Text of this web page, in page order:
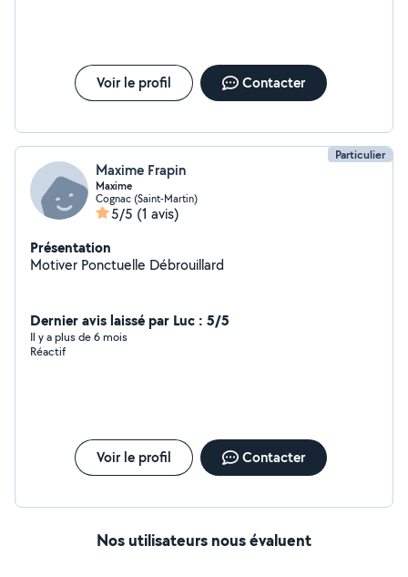
Voir le profil Contacter
Particulier
Maxime Frapin
Maxime
Cognac (Saint-Martin)
5/5 (1 avis)
Présentation
Motiver Ponctuelle Débrouillard
Dernier avis laissé par Luc : 5/5
Il y a plus de 6 mois
Réactif
Voir le profil Contacter
Nos utilisateurs nous évaluent